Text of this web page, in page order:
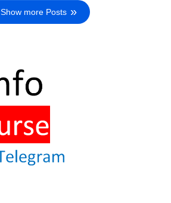
Show more Posts